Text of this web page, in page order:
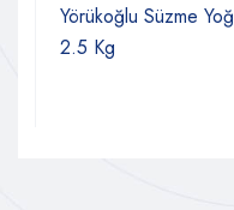
Yörükoğlu Süzme
2.5 Kg